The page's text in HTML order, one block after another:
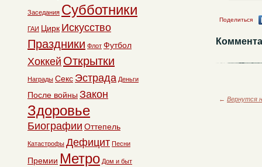
Поделиться
← Вернутся
Заседания Субботники
ГАИ Цирк Искусство
Праздники Флот Футбол
Хоккей Открытки
Награды Секс Эстрада Деньги
После войны Закон
Здоровье
Биографии Оттепель
Катастрофы Дефицит Песни
Премии Метро Дом и быт